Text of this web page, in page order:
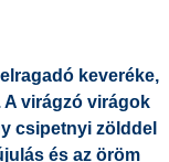
keveréke,
A virágzó virágok
csipetnyi zölddel
és az öröm